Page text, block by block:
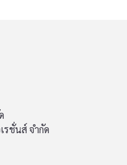
รชั่นส์ จำกัด